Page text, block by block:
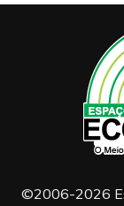
©2006-2026